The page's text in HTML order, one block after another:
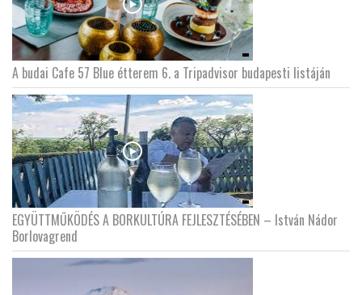
A budai Cafe 57 Blue étterem 6. a Tripadvisor budapesti listáján
EGYÜTTMŰKÖDÉS A BORKULTÚRA FEJLESZTÉSÉBEN – István Nádor
Borlovagrend